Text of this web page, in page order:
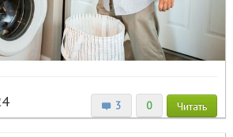
3 0 Читать